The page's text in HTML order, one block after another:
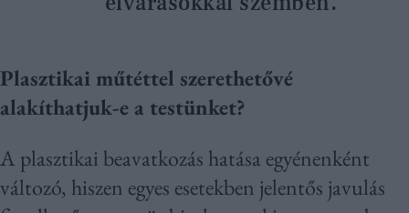
Plasztikai műtéttel szerethetővé
alakíthatjuk-e a testünket?
A plasztikai beavatkozás hatása egyénenként
változó, hiszen egyes esetekben jelentős javulás